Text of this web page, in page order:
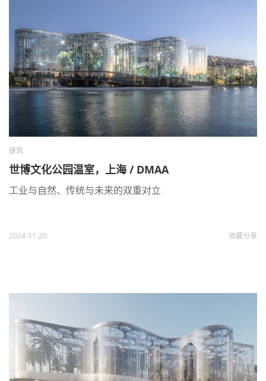
建筑
世博文化公园温室，上海 / DMAA
工业与自然、传统与未来的双重对立
2024-11-20 收藏分享